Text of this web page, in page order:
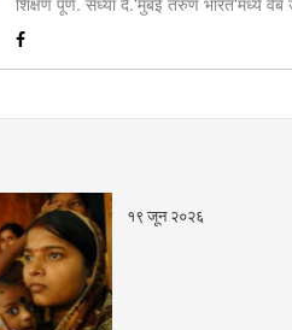
इ.ची आवड.लिवोग्राफी भाषाशैलीत विशेष
१९ जून २०२६